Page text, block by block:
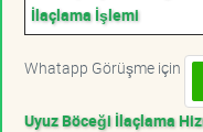
İlaçlama İşlemi
Whatapp Görüşme için
Uyuz Böceği İlaçlama